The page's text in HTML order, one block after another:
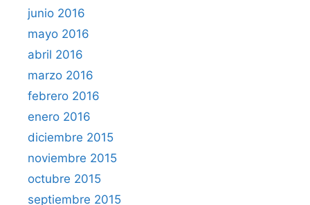
junio 2016
mayo 2016
abril 2016
marzo 2016
febrero 2016
enero 2016
diciembre 2015
noviembre 2015
octubre 2015
septiembre 2015